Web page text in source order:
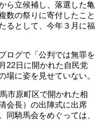
ら立候補し、落選した亀
数の祭りに寄付したこと
るとして、今年３月に福
ログで「公判では無罪を
22日に開かれた自民党
場に姿を見せていない。
市原町区で開かれた相
会長）の出陣式に出席
同騎馬会をめぐっては、